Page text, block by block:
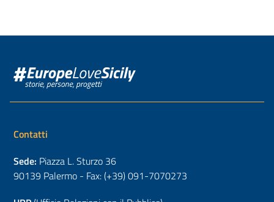
Contatti
Sede: Piazza L. Sturzo 36
90139 Palermo - Fax: (+39) 091-7070273